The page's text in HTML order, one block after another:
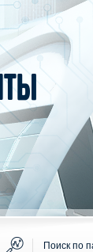
Поиск по